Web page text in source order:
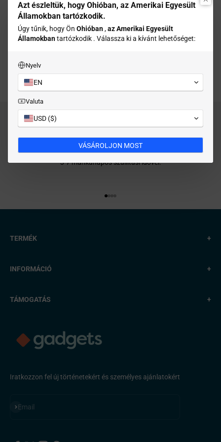
hírleveledre.
Email
Feliratkozás
Ingyenes szállítás
USPS és FedEx szolgáltatással dolgozunk,
3-7 munkanapos szállítási idővel.
TERMÉK +
INFORMÁCIÓ +
TÁMOGATÁS +
Iratkozzon fel új történetekért és személyes ajánlatokért
Email
Feliratkozás
Azt észleltük, hogy Ohióban, az Amerikai Egyesült
Államokban tartózkodik.
Úgy tűnik, hogy Ön Ohióban,az Amerikai Egyesült
Államokbantartózkodik . Válassza ki a kívánt lehetőséget:
Nyelv
EN
Valuta
USD ($)
VÁSÁROLJON MOST